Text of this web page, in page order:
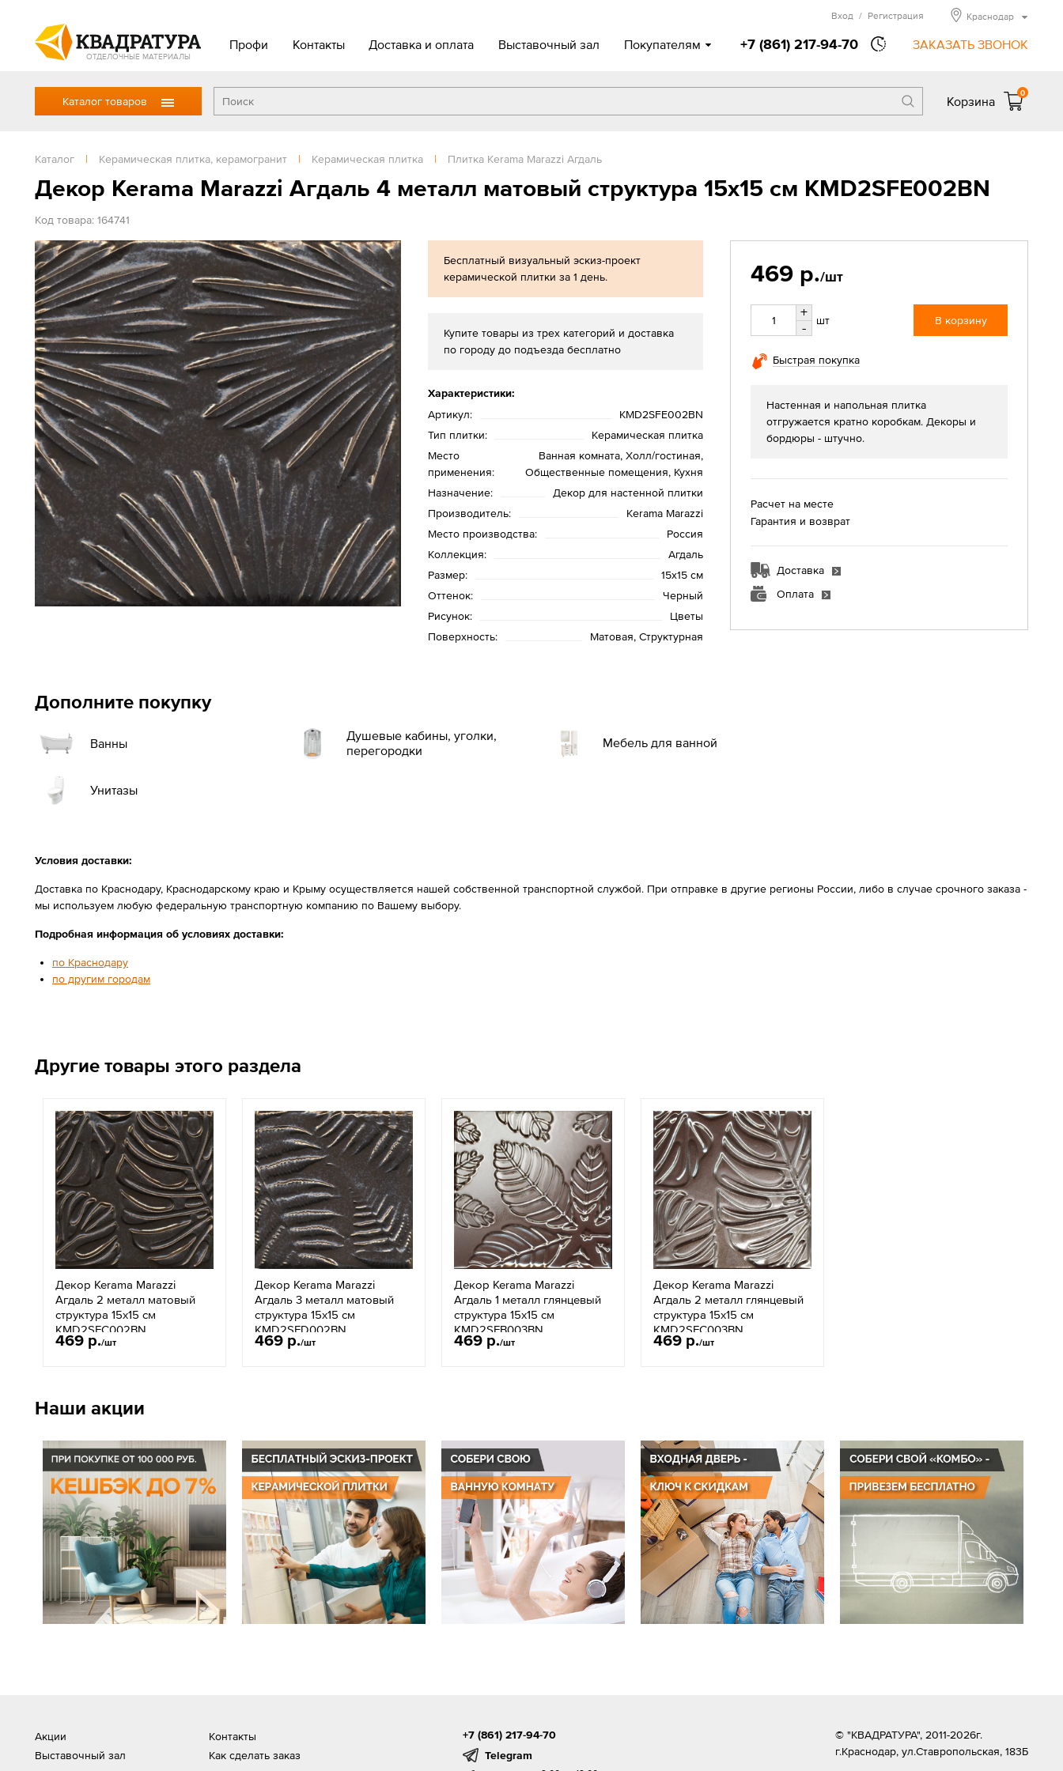
ОТДЕЛОЧНЫЕ МАТЕРИАЛЫ
Профи Контакты Доставка и оплата Выставочный зал Покупателям +7 (861) 217-94-70 ЗАКАЗАТЬ ЗВОНОК
Вход / Регистрация Краснодар
Каталог товаров Корзина
0
Каталог | Керамическая плитка, керамогранит | Керамическая плитка | Плитка Kerama Marazzi Агдаль
Декор Kerama Marazzi Агдаль 4 металл матовый структура 15x15 см KMD2SFE002BN
Код товара: 164741
Бесплатный визуальный эскиз-проект
керамической плитки за 1 день.
Купите товары из трех категорий и доставка
по городу до подъезда бесплатно
Характеристики:
Артикул:
KMD2SFE002BN
Тип плитки:
Керамическая плитка
Место
применения:
Ванная комната, Холл/гостиная,
Общественные помещения, Кухня
Назначение:
Декор для настенной плитки
Производитель:
Kerama Marazzi
Место производства:
Россия
Коллекция:
Агдаль
Размер:
15x15 см
Оттенок:
Черный
Рисунок:
Цветы
Поверхность:
Матовая, Структурная
469 р./шт
+
-
шт В корзину
Быстрая покупка
Настенная и напольная плитка
отгружается кратно коробкам. Декоры и
бордюры - штучно.
Расчет на месте
Гарантия и возврат
Доставка
Оплата
Дополните покупку
Ванны
Душевые кабины, уголки,
перегородки
Мебель для ванной
Унитазы
Условия доставки:
Доставка по Краснодару, Краснодарскому краю и Крыму осуществляется нашей собственной транспортной службой. При отправке в другие регионы России, либо в случае срочного заказа -
мы используем любую федеральную транспортную компанию по Вашему выбору.
Подробная информация об условиях доставки:
по Краснодару
по другим городам
Другие товары этого раздела
Декор Kerama Marazzi
Агдаль 2 металл матовый
структура 15x15 см
KMD2SFC002BN
469 р./шт
Декор Kerama Marazzi
Агдаль 3 металл матовый
структура 15x15 см
KMD2SFD002BN
469 р./шт
Декор Kerama Marazzi
Агдаль 1 металл глянцевый
структура 15x15 см
KMD2SFB003BN
469 р./шт
Декор Kerama Marazzi
Агдаль 2 металл глянцевый
структура 15x15 см
KMD2SFC003BN
469 р./шт
Наши акции
Акции
Выставочный зал
Контакты
Как сделать заказ
+7 (861) 217-94-70
Telegram
© "КВАДРАТУРА", 2011-2026г.
г.Краснодар, ул.Ставропольская, 183Б